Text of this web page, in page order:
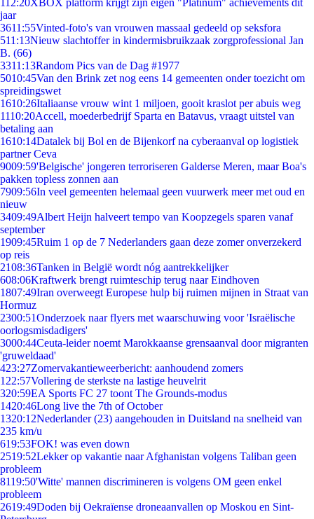
112:20XBOX platform krijgt zijn eigen "Platinum" achievements dit
jaar
3611:55Vinted-foto's van vrouwen massaal gedeeld op seksfora
511:13Nieuw slachtoffer in kindermisbruikzaak zorgprofessional Jan
B. (66)
3311:13Random Pics van de Dag #1977
5010:45Van den Brink zet nog eens 14 gemeenten onder toezicht om
spreidingswet
1610:26Italiaanse vrouw wint 1 miljoen, gooit kraslot per abuis weg
1110:20Accell, moederbedrijf Sparta en Batavus, vraagt uitstel van
betaling aan
1610:14Datalek bij Bol en de Bijenkorf na cyberaanval op logistiek
partner Ceva
9009:59'Belgische' jongeren terroriseren Galderse Meren, maar Boa's
pakken topless zonnen aan
7909:56In veel gemeenten helemaal geen vuurwerk meer met oud en
nieuw
3409:49Albert Heijn halveert tempo van Koopzegels sparen vanaf
september
1909:45Ruim 1 op de 7 Nederlanders gaan deze zomer onverzekerd
op reis
2108:36Tanken in België wordt nóg aantrekkelijker
608:06Kraftwerk brengt ruimteschip terug naar Eindhoven
1807:49Iran overweegt Europese hulp bij ruimen mijnen in Straat van
Hormuz
2300:51Onderzoek naar flyers met waarschuwing voor 'Israëlische
oorlogsmisdadigers'
3000:44Ceuta-leider noemt Marokkaanse grensaanval door migranten
'gruweldaad'
423:27Zomervakantieweerbericht: aanhoudend zomers
1 22:57Vollering de sterkste na lastige heuvelrit
320:59EA Sports FC 27 toont The Grounds-modus
1420:46Long live the 7th of October
1320:12Nederlander (23) aangehouden in Duitsland na snelheid van
235 km/u
619:53FOK! was even down
2519:52Lekker op vakantie naar Afghanistan volgens Taliban geen
probleem
8119:50'Witte' mannen discrimineren is volgens OM geen enkel
probleem
2619:49Doden bij Oekraïense droneaanvallen op Moskou en Sint-